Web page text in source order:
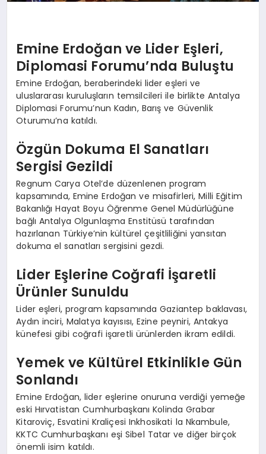
Emine Erdoğan ve Lider Eşleri,
Diplomasi Forumu’nda Buluştu
Emine Erdoğan, beraberindeki lider eşleri ve
uluslararası kuruluşların temsilcileri ile birlikte Antalya
Diplomasi Forumu’nun Kadın, Barış ve Güvenlik
Oturumu’na katıldı.
Özgün Dokuma El Sanatları
Sergisi Gezildi
Regnum Carya Otel’de düzenlenen program
kapsamında, Emine Erdoğan ve misafirleri, Milli Eğitim
Bakanlığı Hayat Boyu Öğrenme Genel Müdürlüğüne
bağlı Antalya Olgunlaşma Enstitüsü tarafından
hazırlanan Türkiye’nin kültürel çeşitliliğini yansıtan
dokuma el sanatları sergisini gezdi.
Lider Eşlerine Coğrafi İşaretli
Ürünler Sunuldu
Lider eşleri, program kapsamında Gaziantep baklavası,
Aydın inciri, Malatya kayısısı, Ezine peyniri, Antakya
künefesi gibi coğrafi işaretli ürünlerden ikram edildi.
Yemek ve Kültürel Etkinlikle Gün
Sonlandı
Emine Erdoğan, lider eşlerine onuruna verdiği yemeğe
eski Hırvatistan Cumhurbaşkanı Kolinda Grabar
Kitaroviç, Esvatini Kraliçesi Inkhosikati la Nkambule,
KKTC Cumhurbaşkanı eşi Sibel Tatar ve diğer birçok
önemli isim katıldı.